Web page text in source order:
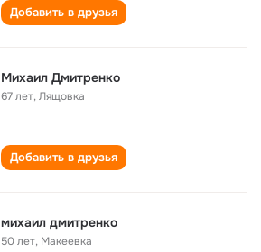
Добавить в друзья
Михаил Дмитренко
67 лет,Лящовка
Добавить в друзья
михаил дмитренко
50 лет, Макеевка